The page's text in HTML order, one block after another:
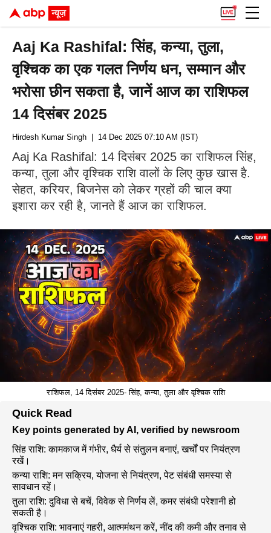
Aaj Ka Rashifal: सिंह, कन्या, तुला,
वृश्चिक का एक गलत निर्णय धन, सम्मान और
भरोसा छीन सकता है, जानें आज का राशिफल
14 दिसंबर 2025
Hirdesh Kumar Singh | 14 Dec 2025 07:10 AM (IST)
Aaj Ka Rashifal: 14 दिसंबर 2025 का राशिफल सिंह,
कन्या, तुला और वृश्चिक राशि वालों के लिए कुछ खास है.
सेहत, करियर, बिजनेस को लेकर ग्रहों की चाल क्या
इशारा कर रही है, जानते हैं आज का राशिफल.
राशिफल, 14 दिसंबर 2025- सिंह, कन्या, तुला और वृश्चिक राशि
Quick Read
Key points generated by AI, verified by newsroom
सिंह राशि: कामकाज में गंभीर, धैर्य से संतुलन बनाएं, खर्चों पर नियंत्रण
रखें।
कन्या राशि: मन सक्रिय, योजना से नियंत्रण, पेट संबंधी समस्या से
सावधान रहें।
तुला राशि: दुविधा से बचें, विवेक से निर्णय लें, कमर संबंधी परेशानी हो
सकती है।
वृश्चिक राशि: भावनाएं गहरी, आत्ममंथन करें, नींद की कमी और तनाव से